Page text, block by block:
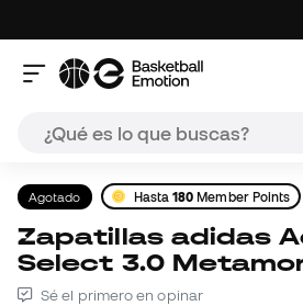
Agotado Hasta180 Member Points
Zapatillas adidas Adizero
Select 3.0
Sé el primero en opinar